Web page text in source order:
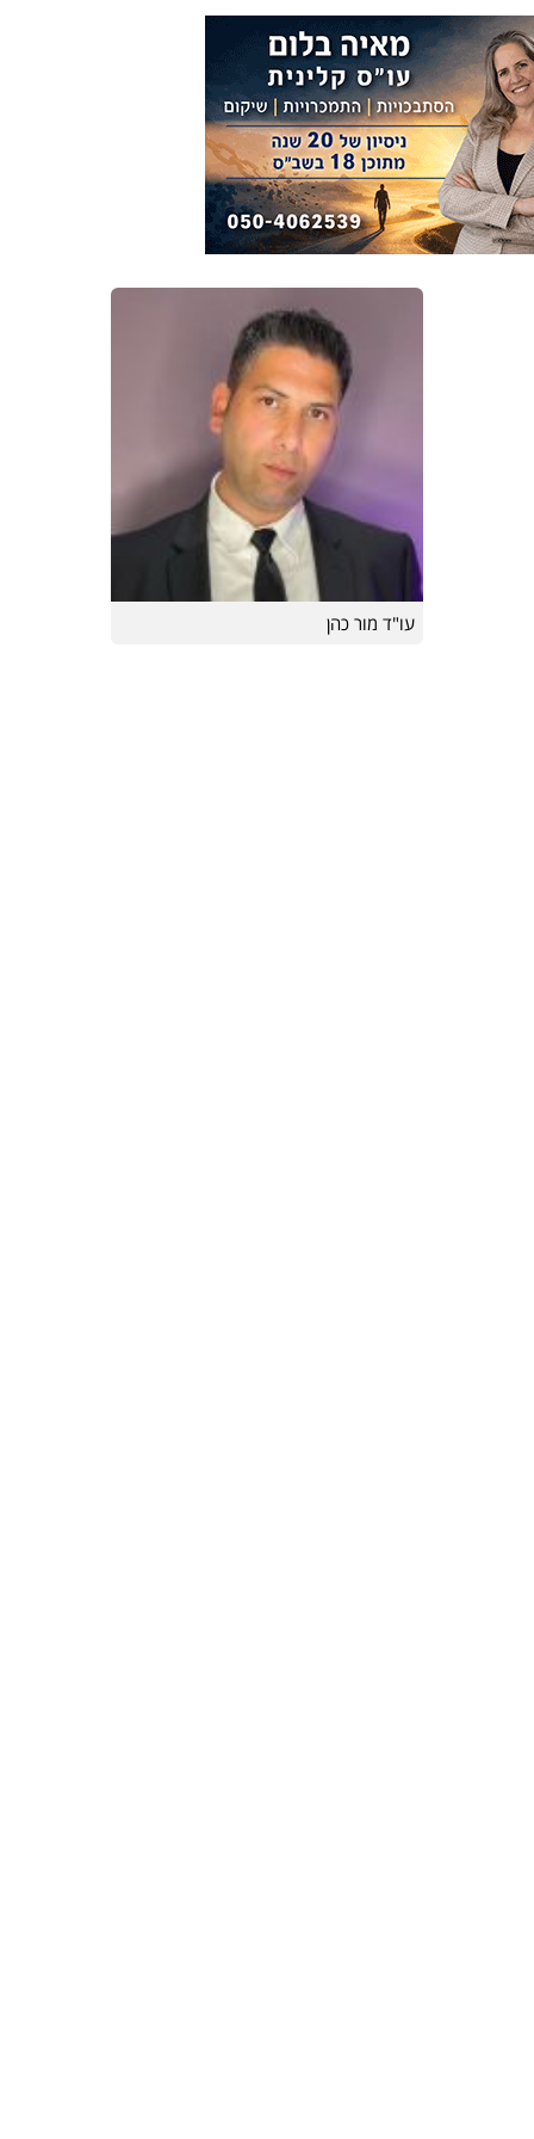
עו"ד מור כהן